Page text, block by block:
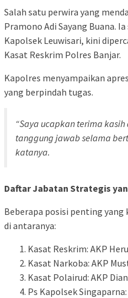
Salah satu perwira yang
Pramono Adi Sayang Buana.
Kapolsek Leuwisari, kini
Kasat Reskrim Polres Banjar.
Kapolres menyampaikan
yang berpindah tugas.
“Saya ucapkan terima
tanggung jawab selama
katanya.
Daftar Jabatan Strategis
Beberapa posisi penting
di antaranya:
Kasat Reskrim: AKP
Kasat Narkoba: AKP
Kasat Polairud: AKP
Ps Kapolsek